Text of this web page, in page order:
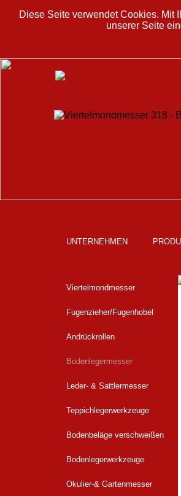
Diese Seite verwendet Cookies. Mit
unserer Seite
UNTERNEHMEN
Viertelmondmesser
Fugenzieher/Fugenhobel
Andrückrollen
Bodenlegermesser
Leder- & Sattlermesser
Teppichlegerwerkzeuge
Bodenbeläge verschweißen
Bodenlegerwerkzeuge
Okulier-& Gartenmesser